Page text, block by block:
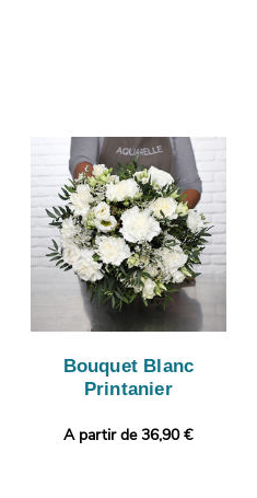
Bouquet Blanc
Printanier
A partir de 36,90 €